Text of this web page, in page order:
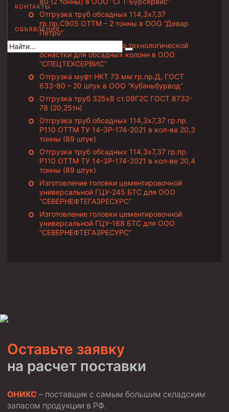
КОНТАКТЫ
ОБЪЯВЛЕНИЯ
Муфта НКВ 73
Муфта НКВ 60
Муфта НКТ 60
Муфта НКВ 89
Муфта НКТ 48
Муфта НКТ 33
Обсадные трубы и муфты к ним
ГОСТ 31446-2017
ГОСТ 632-80
Муфты для обсадных труб
Муфта ОТТМ 102
Муфта ОТТГ 245
Муфта ОТТГ 178
Муфта БТС 146
Муфта ОТТМ 245
Муфта ОТТМ 178
Отгрузка труб обсадных 114,3х7,37
гр.пр.C90S ОТТМ – 2 тонны в ООО “Девар
Петро”
Изготовление и отгрузка технологической
оснастки для обсадных колонн в ООО
“СПЕЦТЕХСЕРВИС”
Отгрузка муфт НКТ 73 мм гр.пр.Д, ГОСТ
633-80 – 20 штук в ООО “Кубаньбурвод”
Отгрузка труб 325х8 ст.09Г2С ГОСТ 8732-
78 (20,25тн)
Отгрузка труб обсадных 114,3х7,37 гр.пр.
Р110 ОТТМ ТУ 14-3Р-174-2021 в кол-ве 20,3
тонны (89 штук)
Отгрузка труб обсадных 114,3х7,37 гр.пр.
Р110 ОТТМ ТУ 14-3Р-174-2021 в кол-ве 20,4
тонны (89 штук)
Изготовление головки цементировочной
универсальной ГЦУ-245 БТС для ООО
“СЕВЕРНЕФТЕГАЗРЕСУРС”
Изготовление головки цементировочной
универсальной ГЦУ-168 БТС для ООО
“СЕВЕРНЕФТЕГАЗРЕСУРС”
Оставьте заявку
на расчет поставки
ОНИКС – поставщик с самым большим складским
запасом продукции в РФ.